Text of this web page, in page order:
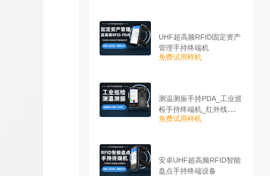
UHF超高频RFID固定资产
管理手持终端机
免费试用样机
测温测振手持PDA_工业巡
检手持终端机_红外线测温
PDA
免费试用样机
安卓UHF超高频RFID智能
盘点手持终端设备